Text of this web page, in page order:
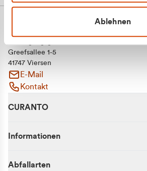
Ablehnen
Greefsallee 1-5
41747 Viersen
E-Mail
Kontakt
CURANTO
Informationen
Abfallarten